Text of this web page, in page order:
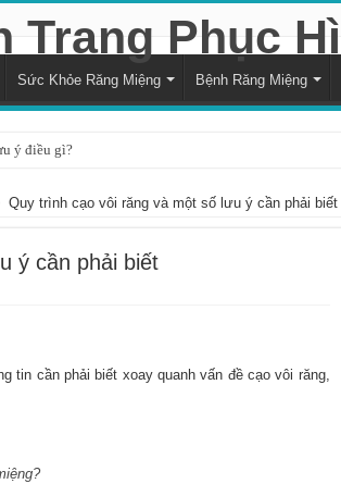
Sức Khỏe Răng Miệng Bệnh Răng Miệng
ý điều gì?
răng hiệu quả
cùng hàm dưới
lâu?
răng miệng
hàng ngày?
Quy trình cạo vôi răng và một số lưu ý cần phải biết
ý cần phải biết
tin cần phải biết xoay quanh vấn đề cạo vôi răng,